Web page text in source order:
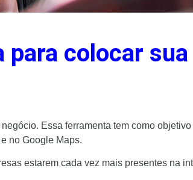
para colocar sua
Essa ferramenta tem como
no Google Maps.
estarem cada vez mais presentes na